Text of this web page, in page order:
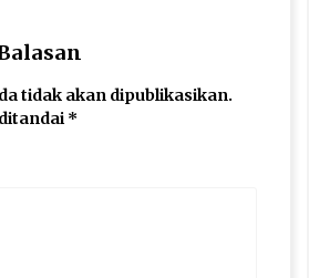
tidak akan dipublikasikan.
*